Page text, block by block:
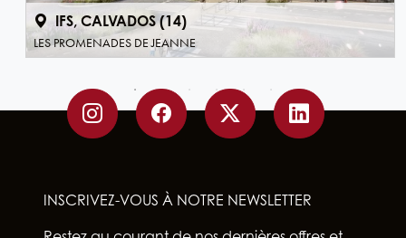
IFS, CALVADOS (14)
LES PROMENADES DE JEANNE
INSCRIVEZ-VOUS À NOTRE NEWSLETTER